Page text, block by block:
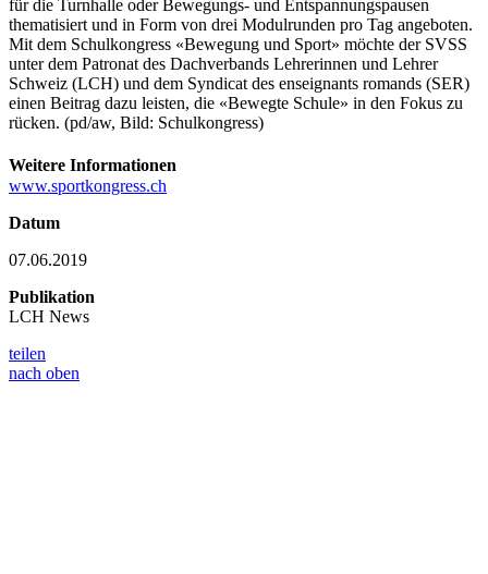
für die Turnhalle oder Bewegungs- und Entspannungspausen
thematisiert und in Form von drei Modulrunden pro Tag angeboten.
Mit dem Schulkongress «Bewegung und Sport» möchte der SVSS
unter dem Patronat des Dachverbands Lehrerinnen und Lehrer
Schweiz (LCH) und dem Syndicat des enseignants romands (SER)
einen Beitrag dazu leisten, die «Bewegte Schule» in den Fokus zu
rücken. (pd/aw, Bild: Schulkongress)
Weitere Informationen
www.sportkongress.ch
Datum
07.06.2019
Publikation
LCH News
teilen
nach oben